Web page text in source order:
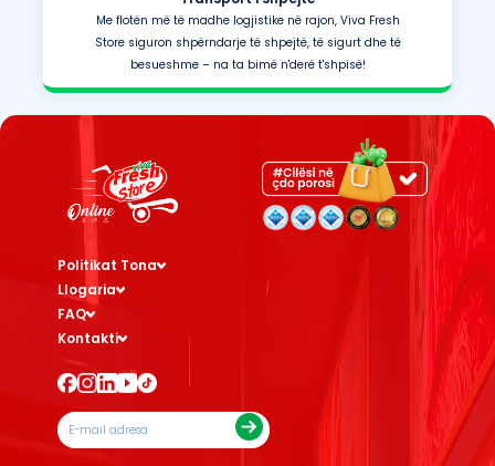
Me flotën më të madhe logjistike në rajon, Viva Fresh
Store siguron shpërndarje të shpejtë, të sigurt dhe të
besueshme – na ta bimë n'derë t'shpisë!
Politikat Tona
Llogaria
FAQ
Kontakti